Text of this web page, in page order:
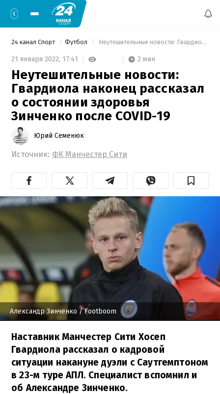
24 канал Спорт Футбол Неутешительные новости: Гвардиола наконец рассказал о состоянии здоровья Зинченко после COVID-19
21 января 2022, 17:41 2 мин
Неутешительные новости:
Гвардиола наконец рассказал
о состоянии здоровья
Зинченко после COVID-19
Юрий Семенюк
Источник: ФК Манчестер Сити
Александр Зинченко / Footboom
Наставник Манчестер Сити Хосеп
Гвардиола рассказал о кадровой
ситуации накануне дуэли с Саутгемптоном
в 23-м туре АПЛ. Специалист вспомнил и
об Александре Зинченко.